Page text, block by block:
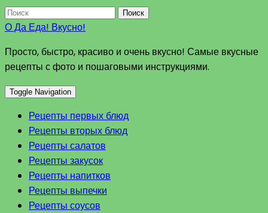
Поиск
О Да Еда! Вкусно!
Просто, быстро, красиво и очень вкусно! Самые вкусные
рецепты с фото и пошаговыми инструкциями.
Toggle Navigation
Рецепты первых блюд
Рецепты вторых блюд
Рецепты салатов
Рецепты закусок
Рецепты напитков
Рецепты выпечки
Рецепты соусов